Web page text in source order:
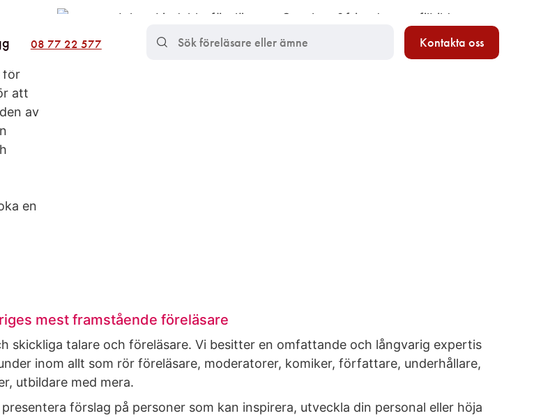
08 77 22 577 Kontakta oss
för
att
av
en
mest framstående föreläsare
skickliga talare och föreläsare. Vi besitter en omfattande och långvarig expertis
inom allt som rör föreläsare, moderatorer, komiker, författare, underhållare,
utbildare med mera.
förslag på personer som kan inspirera, utveckla din personal eller höja